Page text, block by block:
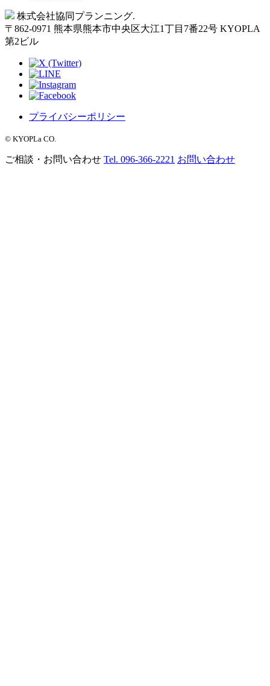
Back
to
Top
株式会社協同プランニング.
〒 862-0971 熊本県熊本市中央区大江1丁目7番22号 KYOPLA
第2ビル
プライバシーポリシー
©︎ KYOPLa CO.
ご相談・お問い合わせ Tel. 096-366-2221 お問い合わせ